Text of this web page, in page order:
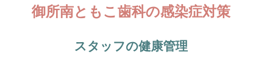
御所南ともこ歯科の感染症対策
スタッフの健康管理